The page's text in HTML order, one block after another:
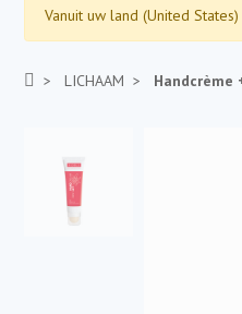
Vanuit uw land (United
LICHAAM Handcrème